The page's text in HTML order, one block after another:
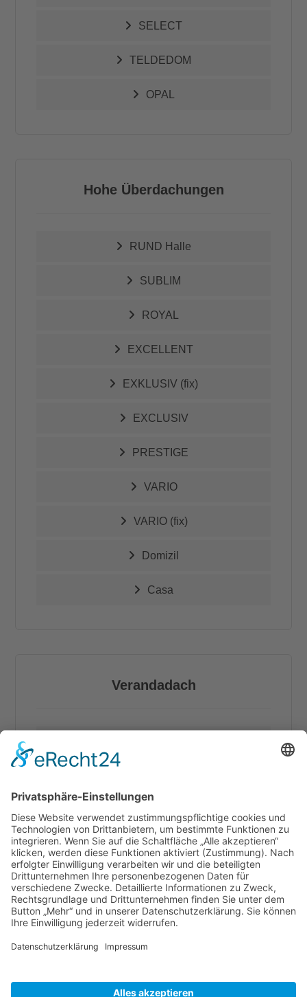
SELECT
TELDEDOM
OPAL
Hohe Überdachungen
RUND Halle
SUBLIM
ROYAL
EXCELLENT
EXKLUSIV (fix)
EXCLUSIV
PRESTIGE
VARIO
VARIO (fix)
Domizil
Casa
Verandadach
Loggia